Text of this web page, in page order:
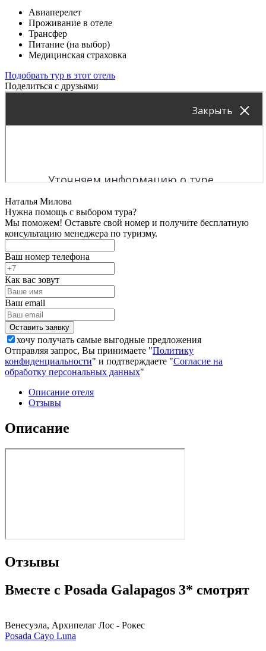
Авиаперелет
Проживание в отеле
Трансфер
Питание (на выбор)
Медицинская страховка
Подобрать тур в этот отель
Поделиться с друзьями
Наталья Милова
Нужна помощь с выбором тура?
Мы поможем! Оставьте свой номер и получите бесплатную
консультацию менеджера по туризму.
Ваш номер телефона
Как вас зовут
Ваш email
хочу получать самые выгодные предложения
Отправляя запрос, Вы принимаете "Политику
конфиденциальности" и подтверждаете "Согласие на
обработку персональных данных"
Описание отеля
Отзывы
Описание
Отзывы
Вместе с Posada Galapagos 3* смотрят
Венесуэла, Архипелаг Лос - Рокес
Posada Cayo Luna